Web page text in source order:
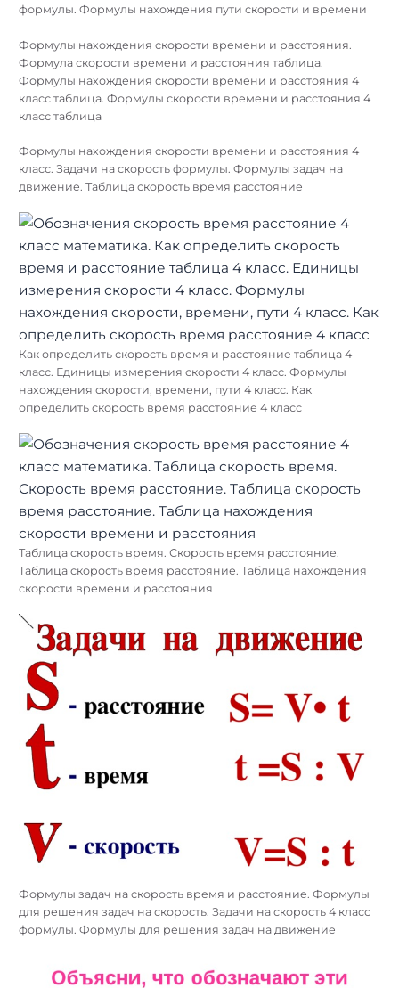
формулы. Формулы нахождения пути скорости и времени
Формулы нахождения скорости времени и расстояния.
Формула скорости времени и расстояния таблица.
Формулы нахождения скорости времени и расстояния 4
класс таблица. Формулы скорости времени и расстояния 4
класс таблица
Формулы нахождения скорости времени и расстояния 4
класс. Задачи на скорость формулы. Формулы задач на
движение. Таблица скорость время расстояние
Как определить скорость время и расстояние таблица 4
класс. Единицы измерения скорости 4 класс. Формулы
нахождения скорости, времени, пути 4 класс. Как
определить скорость время расстояние 4 класс
Таблица скорость время. Скорость время расстояние.
Таблица скорость время расстояние. Таблица нахождения
скорости времени и расстояния
Формулы задач на скорость время и расстояние. Формулы
для решения задач на скорость. Задачи на скорость 4 класс
формулы. Формулы для решения задач на движение